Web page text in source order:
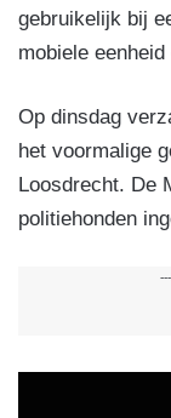
gebruikelijk bij
mobiele
Op dinsdag
het voormalige
Loosdrecht. De
politiehonden